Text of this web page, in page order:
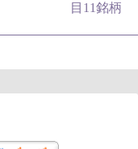
目11銘柄